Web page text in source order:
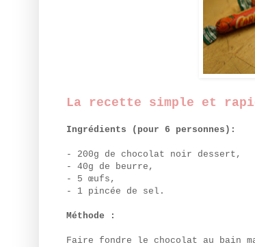
La recette simple et
Ingrédients (pour 6 personnes):
- 200g de chocolat noir dessert,
- 40g de beurre,
- 5 œufs,
- 1 pincée de sel.
Méthode :
Faire fondre le chocolat au bain